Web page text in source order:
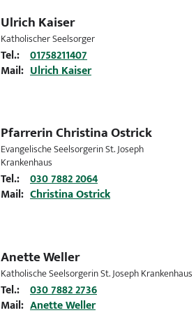
Ulrich Kaiser
Katholischer Seelsorger
Tel.: 01758211407
Mail: Ulrich Kaiser
PfarrerinChristina Ostrick
Evangelische Seelsorgerin St. Joseph
Krankenhaus
Tel.: 030 7882 2064
Mail: Christina Ostrick
Anette Weller
Katholische Seelsorgerin St. Joseph Krankenhaus
Tel.: 030 7882 2736
Mail: Anette Weller